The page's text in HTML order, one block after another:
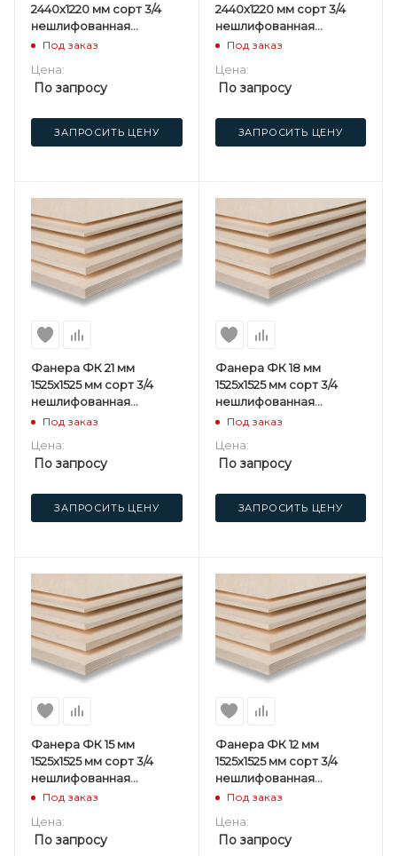
2440х1220 мм сорт 3/4
нешлифованная
березовая
Под заказ
Цена:
По запросу
ЗАПРОСИТЬ ЦЕНУ
2440х1220 мм сорт 3/4
нешлифованная
березовая
Под заказ
Цена:
По запросу
ЗАПРОСИТЬ ЦЕНУ
Фанера ФК 21 мм
1525х1525 мм сорт 3/4
нешлифованная
березовая
Под заказ
Цена:
По запросу
ЗАПРОСИТЬ ЦЕНУ
Фанера ФК 18 мм
1525х1525 мм сорт 3/4
нешлифованная
березовая
Под заказ
Цена:
По запросу
ЗАПРОСИТЬ ЦЕНУ
Фанера ФК 15 мм
1525х1525 мм сорт 3/4
нешлифованная
березовая
Под заказ
Цена:
По запросу
Фанера ФК 12 мм
1525х1525 мм сорт 3/4
нешлифованная
березовая
Под заказ
Цена:
По запросу